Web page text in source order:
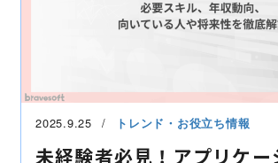
2025.9.25 トレンド・お役立ち情報
未経験者必見！アプリケー